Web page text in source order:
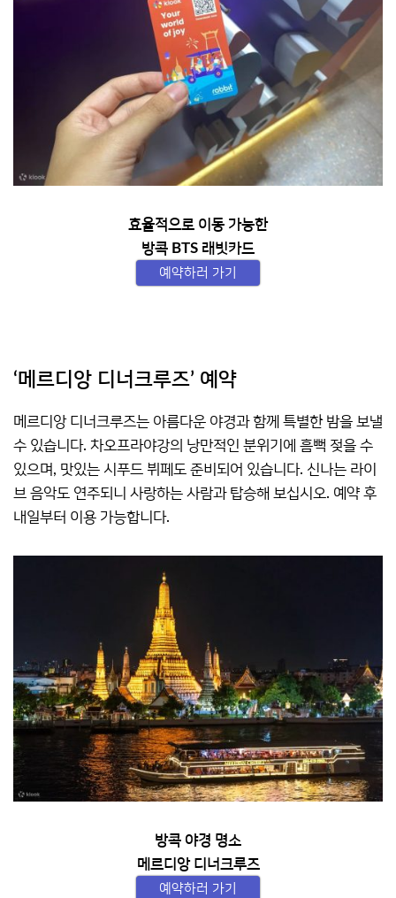
효율적으로 이동 가능한
방콕 BTS 래빗카드
예약하러 가기
‘메르디앙 디너크루즈’ 예약
메르디앙 디너크루즈는 아름다운 야경과 함께 특별한 밤을 보낼
수 있습니다. 차오프라야강의 낭만적인 분위기에 흠뻑 젖을 수
있으며, 맛있는 시푸드 뷔페도 준비되어 있습니다. 신나는 라이
브 음악도 연주되니 사랑하는 사람과 탑승해 보십시오. 예약 후
내일부터 이용 가능합니다.
방콕 야경 명소
메르디앙 디너크루즈
예약하러 가기